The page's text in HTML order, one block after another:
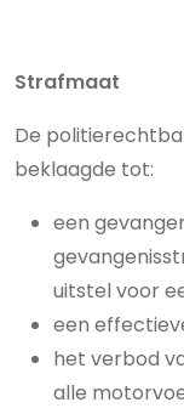
Strafmaat
De
beklaagde tot:
een
uitstel voor
een
het verbod
alle